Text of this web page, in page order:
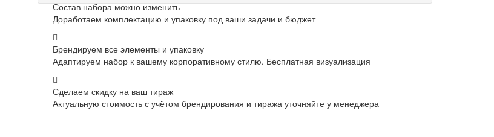
Состав набора можно изменить
Доработаем комплектацию и упаковку под ваши задачи и бюджет
Брендируем все элементы и упаковку
Адаптируем набор к вашему корпоративному стилю. Бесплатная визуализация
Сделаем скидку на ваш тираж
Актуальную стоимость с учётом брендирования и тиража уточняйте у менеджера